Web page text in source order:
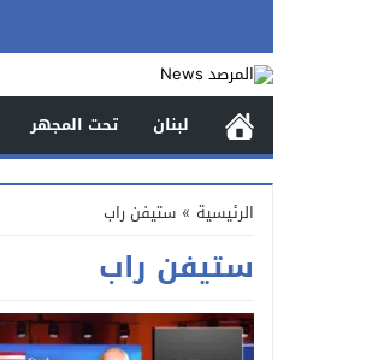
لبنان تحت المجهر
الرئيسية » ستيفن راب
ستيفن راب